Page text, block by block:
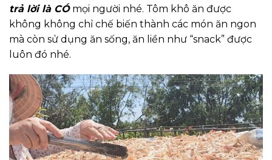
trả lời là CÓmọi người nhé. Tôm khô ăn được
không không chỉ chế biến thành các món ăn ngon
mà còn sử dụng ăn sống, ăn liền như “snack” được
luôn đó nhé.